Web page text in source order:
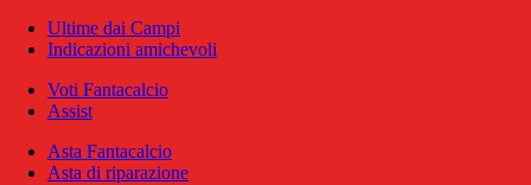
Ultime dai Campi
Indicazioni amichevoli
Voti Fantacalcio
Assist
Asta Fantacalcio
Asta di riparazione